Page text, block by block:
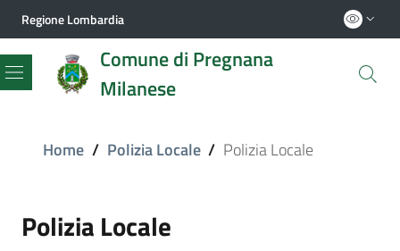
Regione Lombardia
Comune di Pregnana
Milanese
Menu
Home / Polizia Locale / Polizia Locale
Polizia Locale